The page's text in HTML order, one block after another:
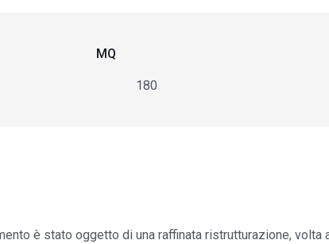
MQ
180
è stato oggetto di una raffinata ristrutturazione,